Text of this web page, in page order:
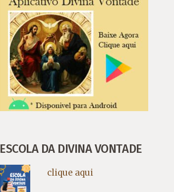
ESCOLA DA DIVINA VONTADE
clique aqui